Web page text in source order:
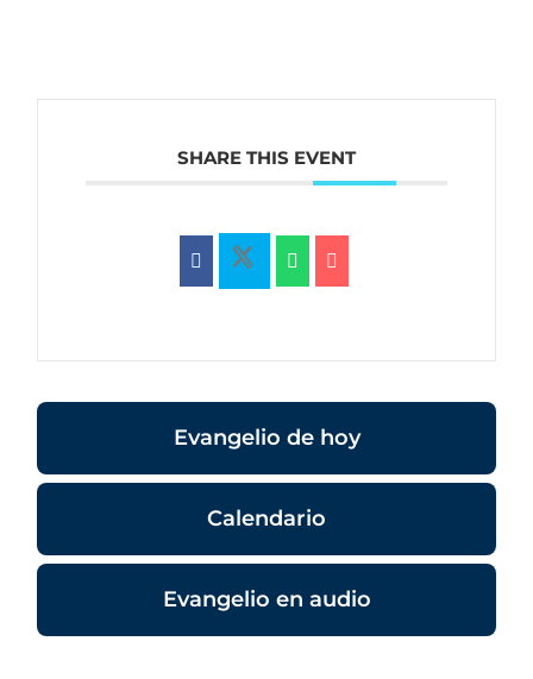
SHARE THIS EVENT
Evangelio de hoy
Calendario
Evangelio en audio